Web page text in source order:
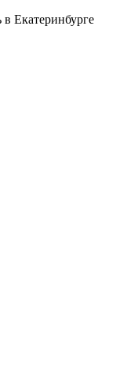
Екатеринбурге